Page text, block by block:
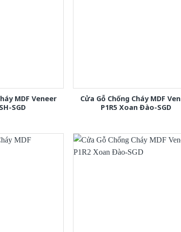
MDF Veneer
SGD
Cửa Gỗ Chống Cháy MDF
P1R5 Xoan Đào-SGD